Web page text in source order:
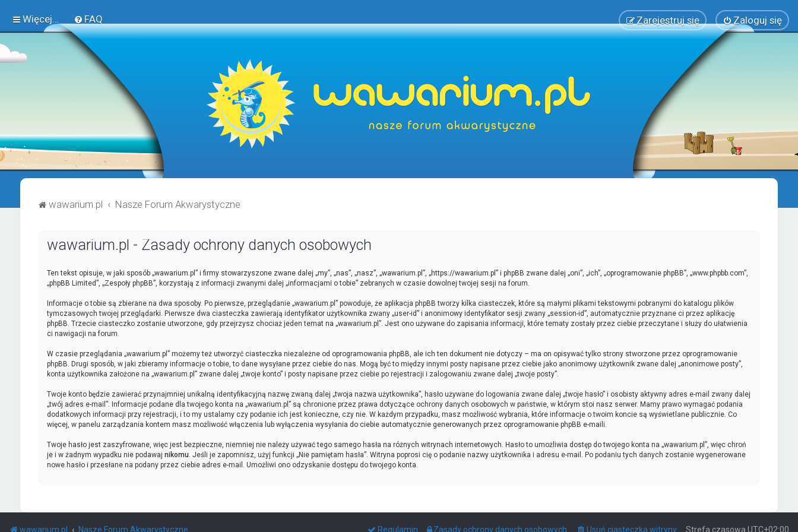
Więcej… FAQ Zaloguj się
Zarejestruj się
wawarium.pl Nasze Forum Akwarystyczne
wawarium.pl - Zasady ochrony danych osobowych
Ten tekst opisuje, w jaki sposób „wawarium.pl” i firmy stowarzyszone zwane dalej „my”, „nas”, „nasz”, „wawarium.pl”, „https://wawarium.pl” i phpBB zwane dalej „oni”, „ich”, „oprogramowanie phpBB”, „www.phpbb.com”,
„phpBB Limited”, „Zespoły phpBB”, korzystają z informacji zwanymi dalej „informacjami o tobie” zebranych w czasie dowolnej twojej sesji na forum.
Informacje o tobie są zbierane na dwa sposoby. Po pierwsze, przeglądanie „wawarium.pl” powoduje, że aplikacja phpBB tworzy kilka ciasteczek, które są małymi plikami tekstowymi pobranymi do katalogu plików
tymczasowych twojej przeglądarki. Pierwsze dwa ciasteczka zawierają identyfikator użytkownika zwany „user-id” i anonimowy identyfikator sesji zwany „session-id”, automatycznie przyznane ci przez aplikację
phpBB. Trzecie ciasteczko zostanie utworzone, gdy przejrzysz chociaż jeden temat na „wawarium.pl”. Jest ono używane do zapisania informacji, które tematy zostały przez ciebie przeczytane i służy do ułatwienia
ci nawigacji na forum.
W czasie przeglądania „wawarium.pl” możemy też utworzyć ciasteczka niezależne od oprogramowania phpBB, ale ich ten dokument nie dotyczy – ma on opisywać tylko strony stworzone przez oprogramowanie
phpBB. Drugi sposób, w jaki zbieramy informacje o tobie, to dane wysyłane przez ciebie do nas. Mogą być to między innymi posty napisane przez ciebie jako anonimowy użytkownik zwane dalej „anonimowe posty”,
konta użytkownika założone na „wawarium.pl” zwane dalej „twoje konto” i posty napisane przez ciebie po rejestracji i zalogowaniu zwane dalej „twoje posty”.
Twoje konto będzie zawierać przynajmniej unikalną identyfikacyjną nazwę zwaną dalej „twoja nazwa użytkownika”, hasło używane do logowania zwane dalej „twoje hasło” i osobisty aktywny adres e-mail zwany dalej
„twój adres e-mail”. Informacje podane dla twojego konta na „wawarium.pl” są chronione przez prawa dotyczące ochrony danych osobowych w państwie, w którym stoi nasz serwer. Mamy prawo wymagać podania
dodatkowych informacji przy rejestracji, i to my ustalamy czy podanie ich jest konieczne, czy nie. W każdym przypadku, masz możliwość wybrania, które informacje o twoim koncie są wyświetlane publicznie. Co
więcej, w panelu zarządzania kontem masz możliwość włączenia lub wyłączenia wysyłania do ciebie automatycznie generowanych przez oprogramowanie phpBB e-maili.
Twoje hasło jest zaszyfrowane, więc jest bezpieczne, niemniej nie należy używać tego samego hasła na różnych witrynach internetowych. Hasło to umożliwia dostęp do twojego konta na „wawarium.pl”, więc chroń
je i w żadnym wypadku nie podawaj nikomu. Jeśli je zapomnisz, użyj funkcji „Nie pamiętam hasła”. Witryna poprosi cię o podanie nazwy użytkownika i adresu e-mail. Po podaniu tych danych zostanie wygenerowane
nowe hasło i przesłane na podany przez ciebie adres e-mail. Umożliwi ono odzyskanie dostępu do twojego konta.
wawarium.pl Nasze Forum Akwarystyczne Strefa czasowa UTC+02:00
Usuń ciasteczka witryny
Zasady ochrony danych osobowych
Regulamin